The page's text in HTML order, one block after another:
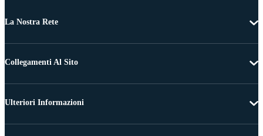
La Nostra Rete
Collegamenti Al Sito
Ulteriori Informazioni